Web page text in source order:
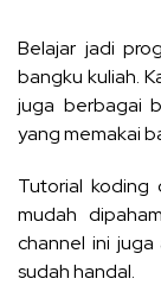
Belajar jadi
bangku kuliah.
juga berbagai
yang memakai
Tutorial koding
mudah
channel ini
sudah handal.